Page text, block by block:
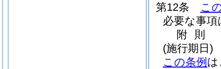
第12条
こ
必要な事
附 則
(施行期日)
この条例 は